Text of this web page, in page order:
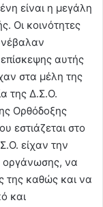
είναι η μεγάλη
Οι κοινότητες
αυτής
στα μέλη της
της Δ.Σ.Ο.
Ορθόδοξης
εστιάζεται στο
είχαν την
οργάνωσης, να
της καθώς και να
και